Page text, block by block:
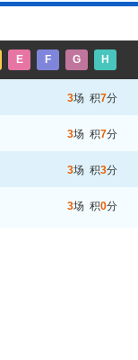
E F G H
3场 积7分
3场 积7分
3场 积3分
3场 积0分